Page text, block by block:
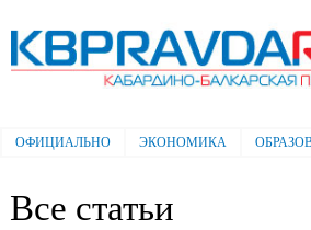
Электронная газета "Кабардино-
Балкарская правда"
Главное меню
ОФИЦИАЛЬНО ЭКОНОМИКА
Все статьи